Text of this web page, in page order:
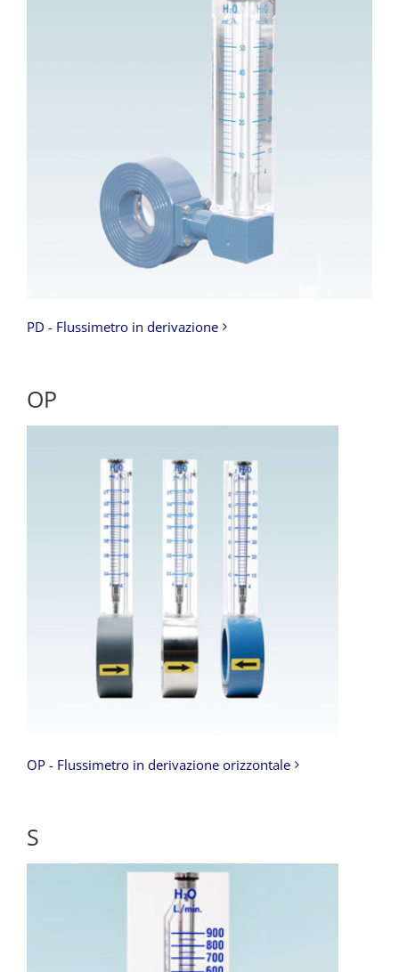
PD - Flussimetro in derivazione
OP
OP - Flussimetro in derivazione orizzontale
S